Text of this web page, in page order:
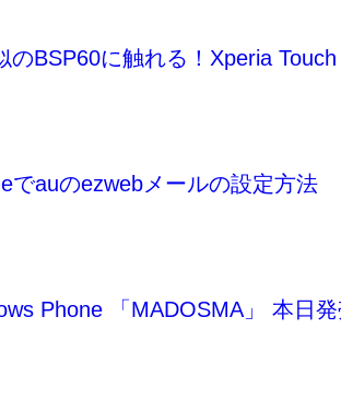
のBSP60に触れる！Xperia
でauのezwebメールの設定方法
Phone 「MADOSMA」 本日